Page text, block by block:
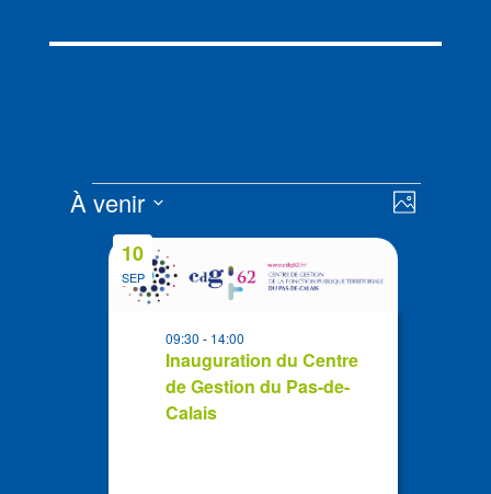
Évènements de
Photo
À venir
Sélectionnez
List
events
SEP
10
Inauguration du Centre
de Gestion du Pas-de-
Calais
09:30- 14:00